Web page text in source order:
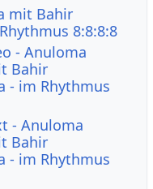
mit Bahir
8:8:8:8
- Anuloma
Bahir
- im Rhythmus
- Anuloma
Bahir
- im Rhythmus